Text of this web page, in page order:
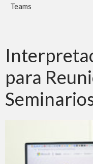
Teams
para